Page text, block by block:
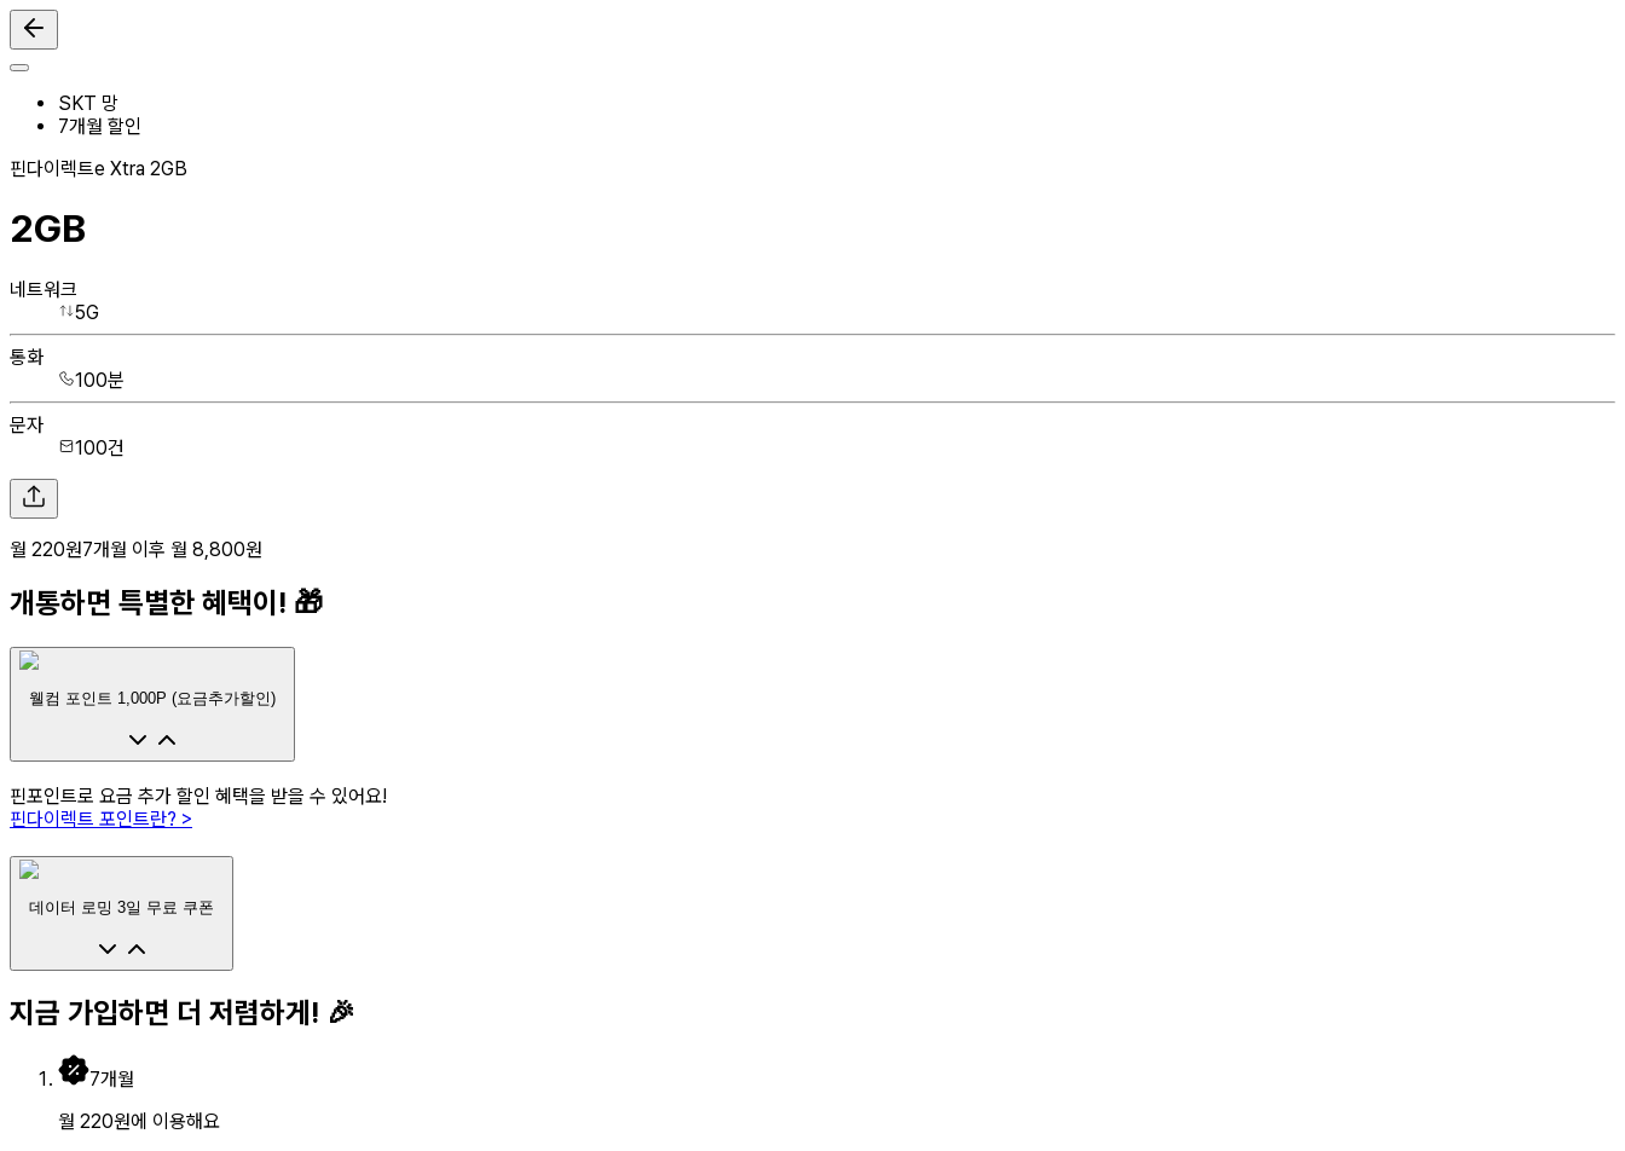
SKT 망
7개월 할인
핀다이렉트e Xtra 2GB
2GB
네트워크
5G
통화
100분
문자
100건
월 220원7개월 이후 월 8,800원
개통하면 특별한 혜택이! 🎁
웰컴 포인트 1,000P (요금추가할인)
핀포인트로 요금 추가 할인 혜택을 받을 수 있어요!
핀다이렉트 포인트란? >
데이터 로밍 3일 무료 쿠폰
지금 가입하면 더 저렴하게! 🎉
7개월
월 220원에 이용해요